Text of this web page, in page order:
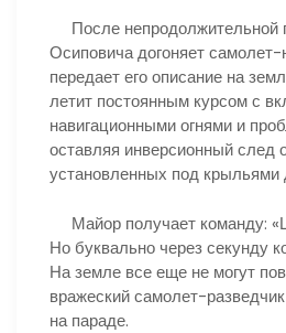
После непродолжительной
Осиповича догоняет
передает его описание на
летит постоянным курсом с
навигационными огнями и
оставляя инверсионный след
установленных под крыльями
Майор получает команду:
Но буквально через секунду
На земле все еще не могут
вражеский самолет-
на параде.